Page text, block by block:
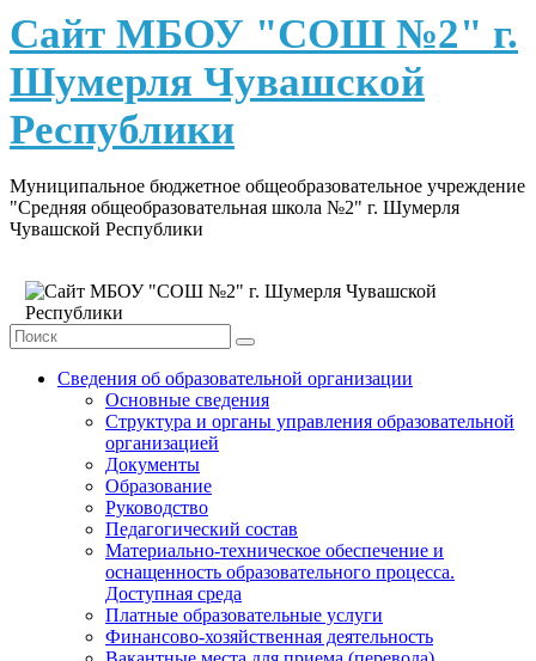
content
Сайт МБОУ "СОШ №2" г.
Шумерля Чувашской
Республики
Муниципальное бюджетное общеобразовательное учреждение
"Средняя общеобразовательная школа №2" г. Шумерля
Чувашской Республики
Сведения об образовательной организации
Основные сведения
Структура и органы управления образовательной
организацией
Документы
Образование
Руководство
Педагогический состав
Материально-техническое обеспечение и
оснащенность образовательного процесса.
Доступная среда
Платные образовательные услуги
Финансово-хозяйственная деятельность